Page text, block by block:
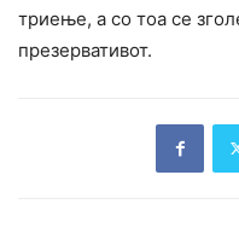
триење, а со тоа се
презервативот.